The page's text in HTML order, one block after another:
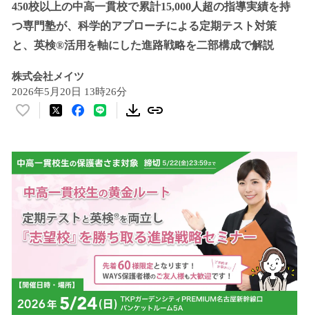
450校以上の中高一貫校で累計15,000人超の指導実績を持
つ専門塾が、科学的アプローチによる定期テスト対策
と、英検®活用を軸にした進路戦略を二部構成で解説
株式会社メイツ
2026年5月20日 13時26分
い
！
数
を
読
み
込
み
で
す